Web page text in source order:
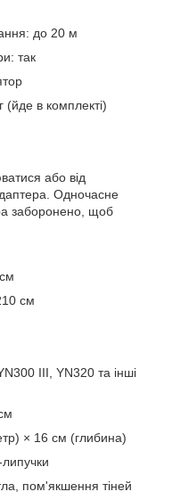
до 20 м
так
в комплекті)
або від
Одночасне
заборонено, щоб
см
III, YN320 та інші
× 16 см (глибина)
липучки
пом'якшення тіней